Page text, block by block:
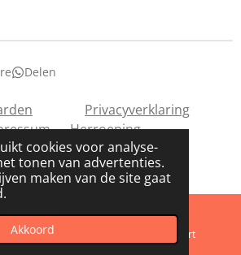
cookies voor analyse-
tonen van advertenties.
maken van de site gaat
Akkoord
Delen
Privacyverklaring
Herroeping
Telefoonnummer Kaart